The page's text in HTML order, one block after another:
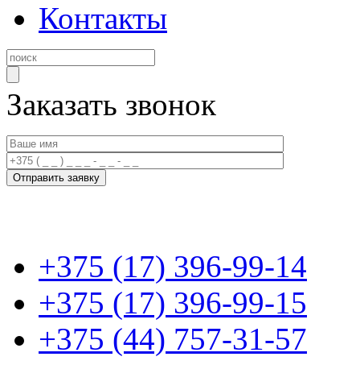
Контакты
Заказать звонок
+375 (17) 396-99-14
+375 (17) 396-99-15
+375 (44) 757-31-57